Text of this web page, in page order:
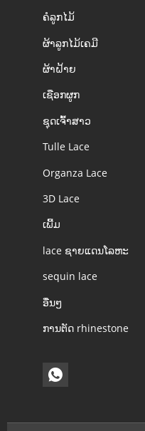
ຄໍລູກໄມ້
ຜ້າລູກໄມ້ເຄມີ
ຜ້າຝ້າຍ
ເຊືອກຜູກ
ຊຸດເຈົ້າສາວ
Tulle Lace
Organza Lace
3D Lace
ເພີ້ມ
lace ຊາຍແດນໂລຫະ
sequin lace
ອື່ນໆ
ການຕັດ rhinestone